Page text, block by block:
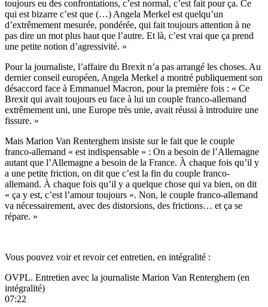
toujours eu des confrontations, c’est normal, c’est fait pour ça. Ce
qui est bizarre c’est que (…) Angela Merkel est quelqu’un
d’extrêmement mesurée, pondérée, qui fait toujours attention à ne
pas dire un mot plus haut que l’autre. Et là, c’est vrai que ça prend
une petite notion d’agressivité. »
Pour la journaliste, l’affaire du Brexit n’a pas arrangé les choses. Au
dernier conseil européen, Angela Merkel a montré publiquement son
désaccord face à Emmanuel Macron, pour la première fois : « Ce
Brexit qui avait toujours eu face à lui un couple franco-allemand
extrêmement uni, une Europe très unie, avait réussi à introduire une
fissure. »
Mais Marion Van Renterghem insiste sur le fait que le couple
franco-allemand « est indispensable » : On a besoin de l’Allemagne
autant que l’Allemagne a besoin de la France. À chaque fois qu’il y
a une petite friction, on dit que c’est la fin du couple franco-
allemand. À chaque fois qu’il y a quelque chose qui va bien, on dit
« ça y est, c’est l’amour toujours ». Non, le couple franco-allemand
va nécessairement, avec des distorsions, des frictions… et ça se
répare. »
Vous pouvez voir et revoir cet entretien, en intégralité :
OVPL. Entretien avec la journaliste Marion Van Renterghem (en
intégralité)
07:22